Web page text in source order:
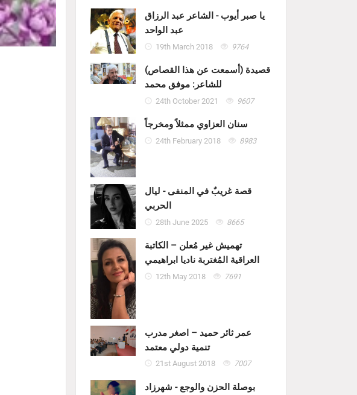
يا صبر أيوب - الشاعر عبد الرزاق
عبد الواحد
19th March 2018 9764
قصيدة (أسمعت عن هذا القصاص)
للشاعر: موفق محمد
24th October 2021 9607
سنان العزاوي ممثلاً ومخرجاً
24th February 2018 8983
قصة غريبٌ في المنفى - ليال
الحربي
28th June 2025 8665
تهميش غير مُعلن – الكاتبة
العراقية المُغتربة ناديا ابراهيمي
12th May 2018 7691
عمر ثائر حميد – اصغر مدرب
تنمية دولي معتمد
21st August 2018 7007
بوصلة الحزن والوجع - شهرزاد